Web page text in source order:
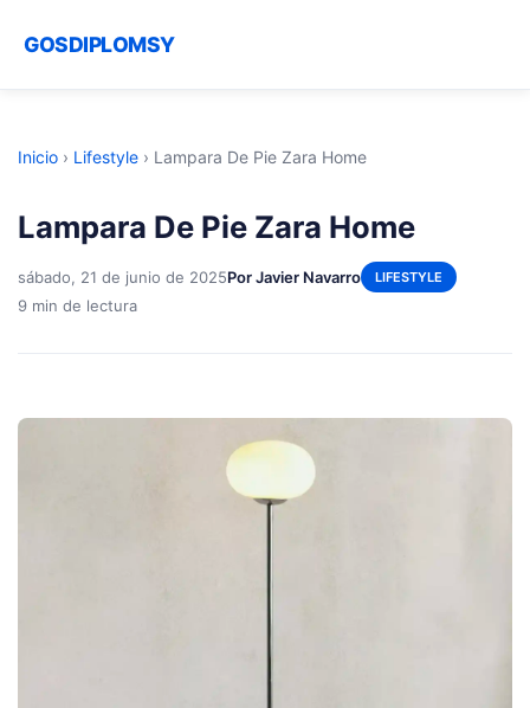
GOSDIPLOMSY
Inicio › Lifestyle › Lampara De Pie Zara Home
Lampara De Pie Zara Home
sábado, 21 de junio de 2025Por Javier Navarro LIFESTYLE
9 min de lectura